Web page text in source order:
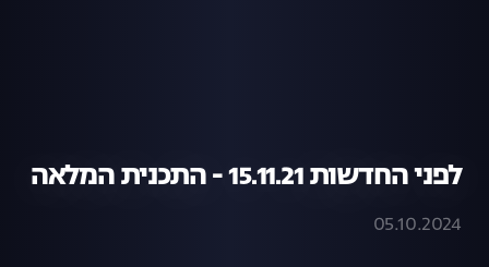
לפני החדשות 15.11.21 - התכנית המלאה
05.10.2024